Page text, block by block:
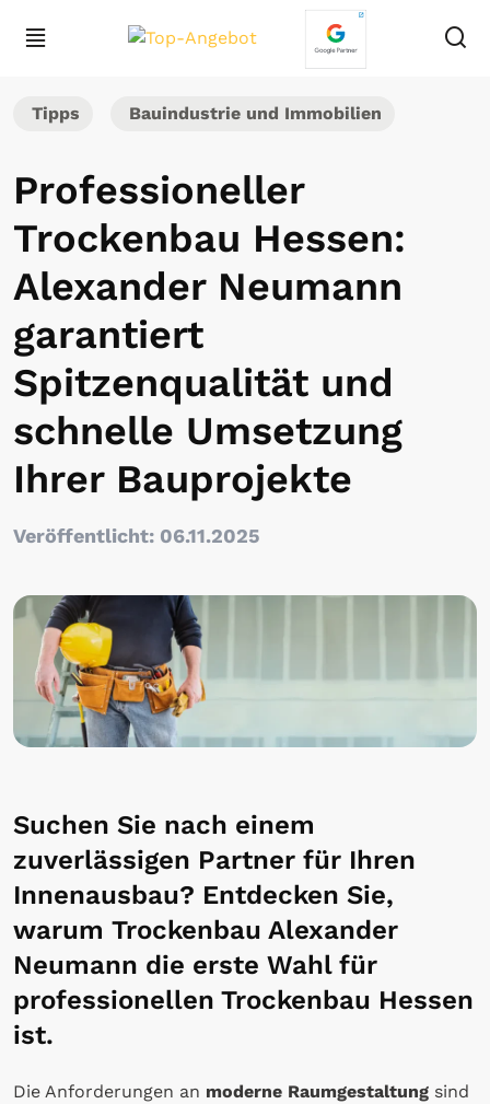
Tipps Bauindustrie und Immobilien
Professioneller
Trockenbau Hessen:
Alexander Neumann
garantiert
Spitzenqualität und
schnelle Umsetzung
Ihrer Bauprojekte
Veröffentlicht: 06.11.2025
Suchen Sie nach einem
zuverlässigen Partner für Ihren
Innenausbau? Entdecken Sie,
warum Trockenbau Alexander
Neumann die erste Wahl für
professionellen Trockenbau Hessen
ist.
Die Anforderungen an moderne Raumgestaltung sind